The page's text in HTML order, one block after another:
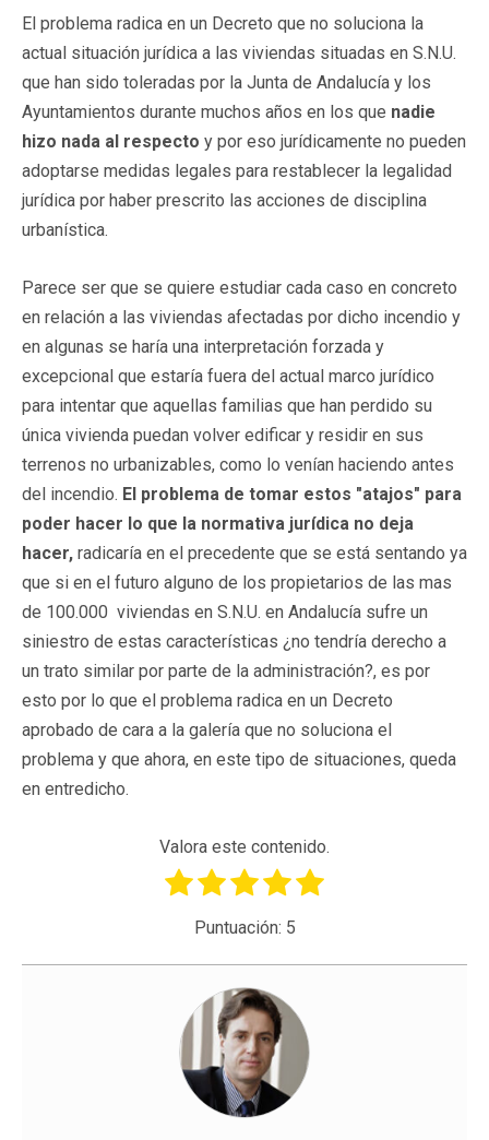
El problema radica en un Decreto que no soluciona la
actual situación jurídica a las viviendas situadas en S.N.U.
que han sido toleradas por la Junta de Andalucía y los
Ayuntamientos durante muchos años en los que nadie
hizo nada al respecto y por eso jurídicamente no pueden
adoptarse medidas legales para restablecer la legalidad
jurídica por haber prescrito las acciones de disciplina
urbanística.
Parece ser que se quiere estudiar cada caso en concreto
en relación a las viviendas afectadas por dicho incendio y
en algunas se haría una interpretación forzada y
excepcional que estaría fuera del actual marco jurídico
para intentar que aquellas familias que han perdido su
única vivienda puedan volver edificar y residir en sus
terrenos no urbanizables, como lo venían haciendo antes
del incendio. El problema de tomar estos "atajos" para
poder hacer lo que la normativa jurídica no deja
hacer, radicaría en el precedente que se está sentando ya
que si en el futuro alguno de los propietarios de las mas
de 100.000 viviendas en S.N.U. en Andalucía sufre un
siniestro de estas características ¿no tendría derecho a
un trato similar por parte de la administración?, es por
esto por lo que el problema radica en un Decreto
aprobado de cara a la galería que no soluciona el
problema y que ahora, en este tipo de situaciones, queda
en entredicho.
Valora este contenido.
Puntuación: 5